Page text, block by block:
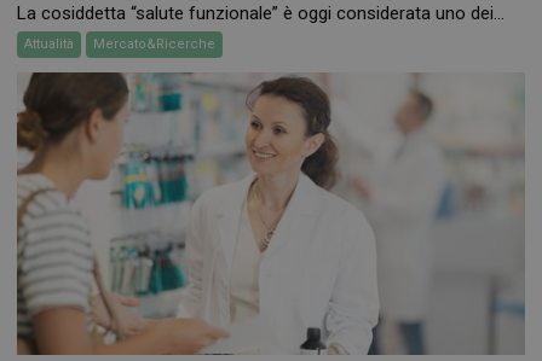
La cosiddetta “salute funzionale” è oggi considerata uno dei...
Attualità Mercato&Ricerche
_ga_RV9MB13F2Q .farmamese.it
_ga
Google LLC